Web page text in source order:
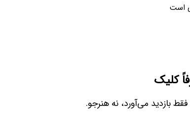
است
کلیک
بازدید می‌آورد، نه هنرجو.